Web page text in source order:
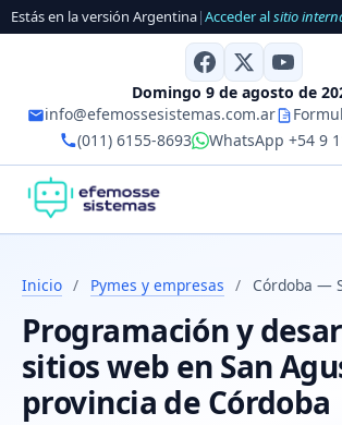
Estás en la versión Argentina|Acceder alsitio
Domingo 9 de agosto de
info@efemossesistemas.com.ar
(011) 6155-8693
WhatsApp +54 9
Inicio / Pymes y empresas / Córdoba —
Programación y
sitios web en San
provincia de Córdoba